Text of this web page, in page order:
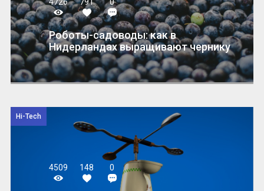
Роботы-садоводы: как в
Нидерландах выращивают чернику
Hi-Tech
4509 148 0